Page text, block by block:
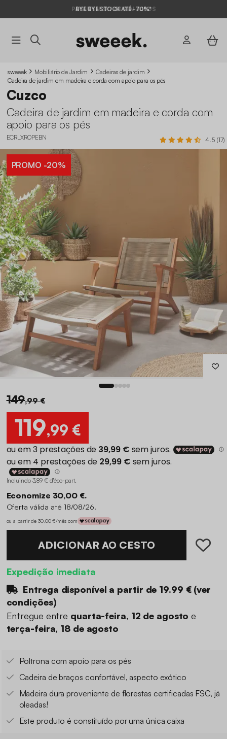
BYE BYE STOCK ATÉ -70%*
sweeek Mobiliário de Jardim
Cadeiras de jardim
Cadeira de jardim em madeira e corda com apoio para os pés
Cuzco
Cadeira de jardim em madeira e corda com
apoio para os pés
ECRLXROPEBN 4.5 (17)
PROMO -20%
149,99 €
119,99 €
Incluindo 3,89 € d'éco-part.
Economize 30,00 €.
Oferta válida até 18/08/26.
ou a partir de 30,00 €/mês com
ADICIONAR AO CESTO
Expedição imediata
Entrega disponível a partir de 19.99 €(ver
condições)
Entregue entre quarta-feira, 12 de agostoe
terça-feira, 18 de agosto
Poltrona com apoio para os pés
Cadeira de braços confortável, aspecto exótico
Madeira dura proveniente de florestas certificadas FSC, já
oleadas!
Este produto é constituído por uma única caixa